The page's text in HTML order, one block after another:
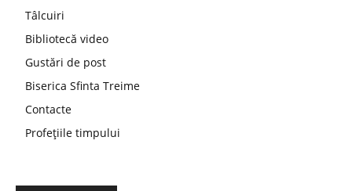
Tâlcuiri
Bibliotecă video
Gustări de post
Biserica Sfinta Treime
Contacte
Profețiile timpului